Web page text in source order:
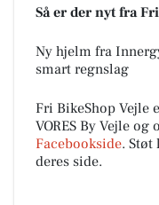
Så er der nyt fra
Ny hjelm fra
smart regnslag
Fri BikeShop Vejle
VORES By Vejle
Facebookside.
deres side.